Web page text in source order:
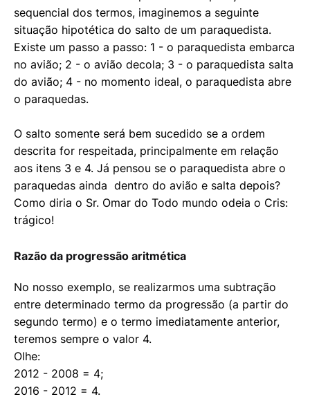
sequencial dos termos, imaginemos a seguinte
situação hipotética do salto de um paraquedista.
Existe um passo a passo: 1 - o paraquedista embarca
no avião; 2 - o avião decola; 3 - o paraquedista salta
do avião; 4 - no momento ideal, o paraquedista abre
o paraquedas.
O salto somente será bem sucedido se a ordem
descrita for respeitada, principalmente em relação
aos itens 3 e 4. Já pensou se o paraquedista abre o
paraquedas ainda dentro do avião e salta depois?
Como diria o Sr. Omar do Todo mundo odeia o Cris:
trágico!
Razão da progressão aritmética
No nosso exemplo, se realizarmos uma subtração
entre determinado termo da progressão (a partir do
segundo termo) e o termo imediatamente anterior,
teremos sempre o valor 4.
Olhe:
2012 - 2008 = 4;
2016 - 2012 = 4.